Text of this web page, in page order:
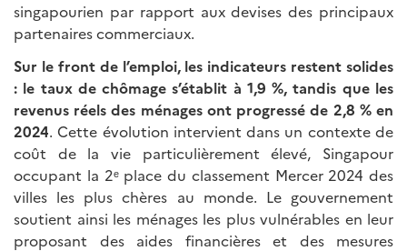
singapourien par rapport aux devises des principaux
partenaires commerciaux.
Sur le front de l’emploi, les indicateurs restent solides
: le taux de chômage s’établit à 1,9 %, tandis que les
revenus réels des ménages ont progressé de 2,8 % en
2024. Cette évolution intervient dans un contexte de
coût de la vie particulièrement élevé, Singapour
occupant la 2ᵉ place du classement Mercer 2024 des
villes les plus chères au monde. Le gouvernement
soutient ainsi les ménages les plus vulnérables en leur
proposant des aides financières et des mesures